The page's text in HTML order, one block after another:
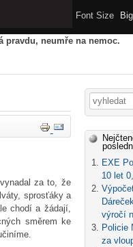
Font Size
neumře na nemoc.
za to, že
sprosťáky a
chodí a žádají,
směrem ke
Vyhledávání
EXE
10 let
výročí
Policie
za